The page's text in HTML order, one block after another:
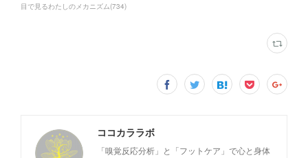
目で見るわたしのメカニズム(734)
ココカララボ
「嗅覚反応分析」と「フットケア」で心と身体